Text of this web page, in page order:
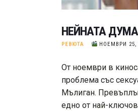
НЕЙНАТА
РЕВЮТА НОЕМВРИ 25,
От ноември в
проблема със
Мълиган.
едно от най-